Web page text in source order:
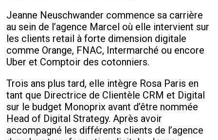
Jeanne Neuschwander commence sa carrière
au sein de l’agence Marcel où elle intervient sur
les clients retail à forte dimension digitale
comme Orange, FNAC, Intermarché ou encore
Uber et Comptoir des cotonniers.
Trois ans plus tard, elle intègre Rosa Paris en
tant que Directrice de Clientèle CRM et Digital
sur le budget Monoprix avant d’être nommée
Head of Digital Strategy. Après avoir
accompagné les différents clients de l’agence